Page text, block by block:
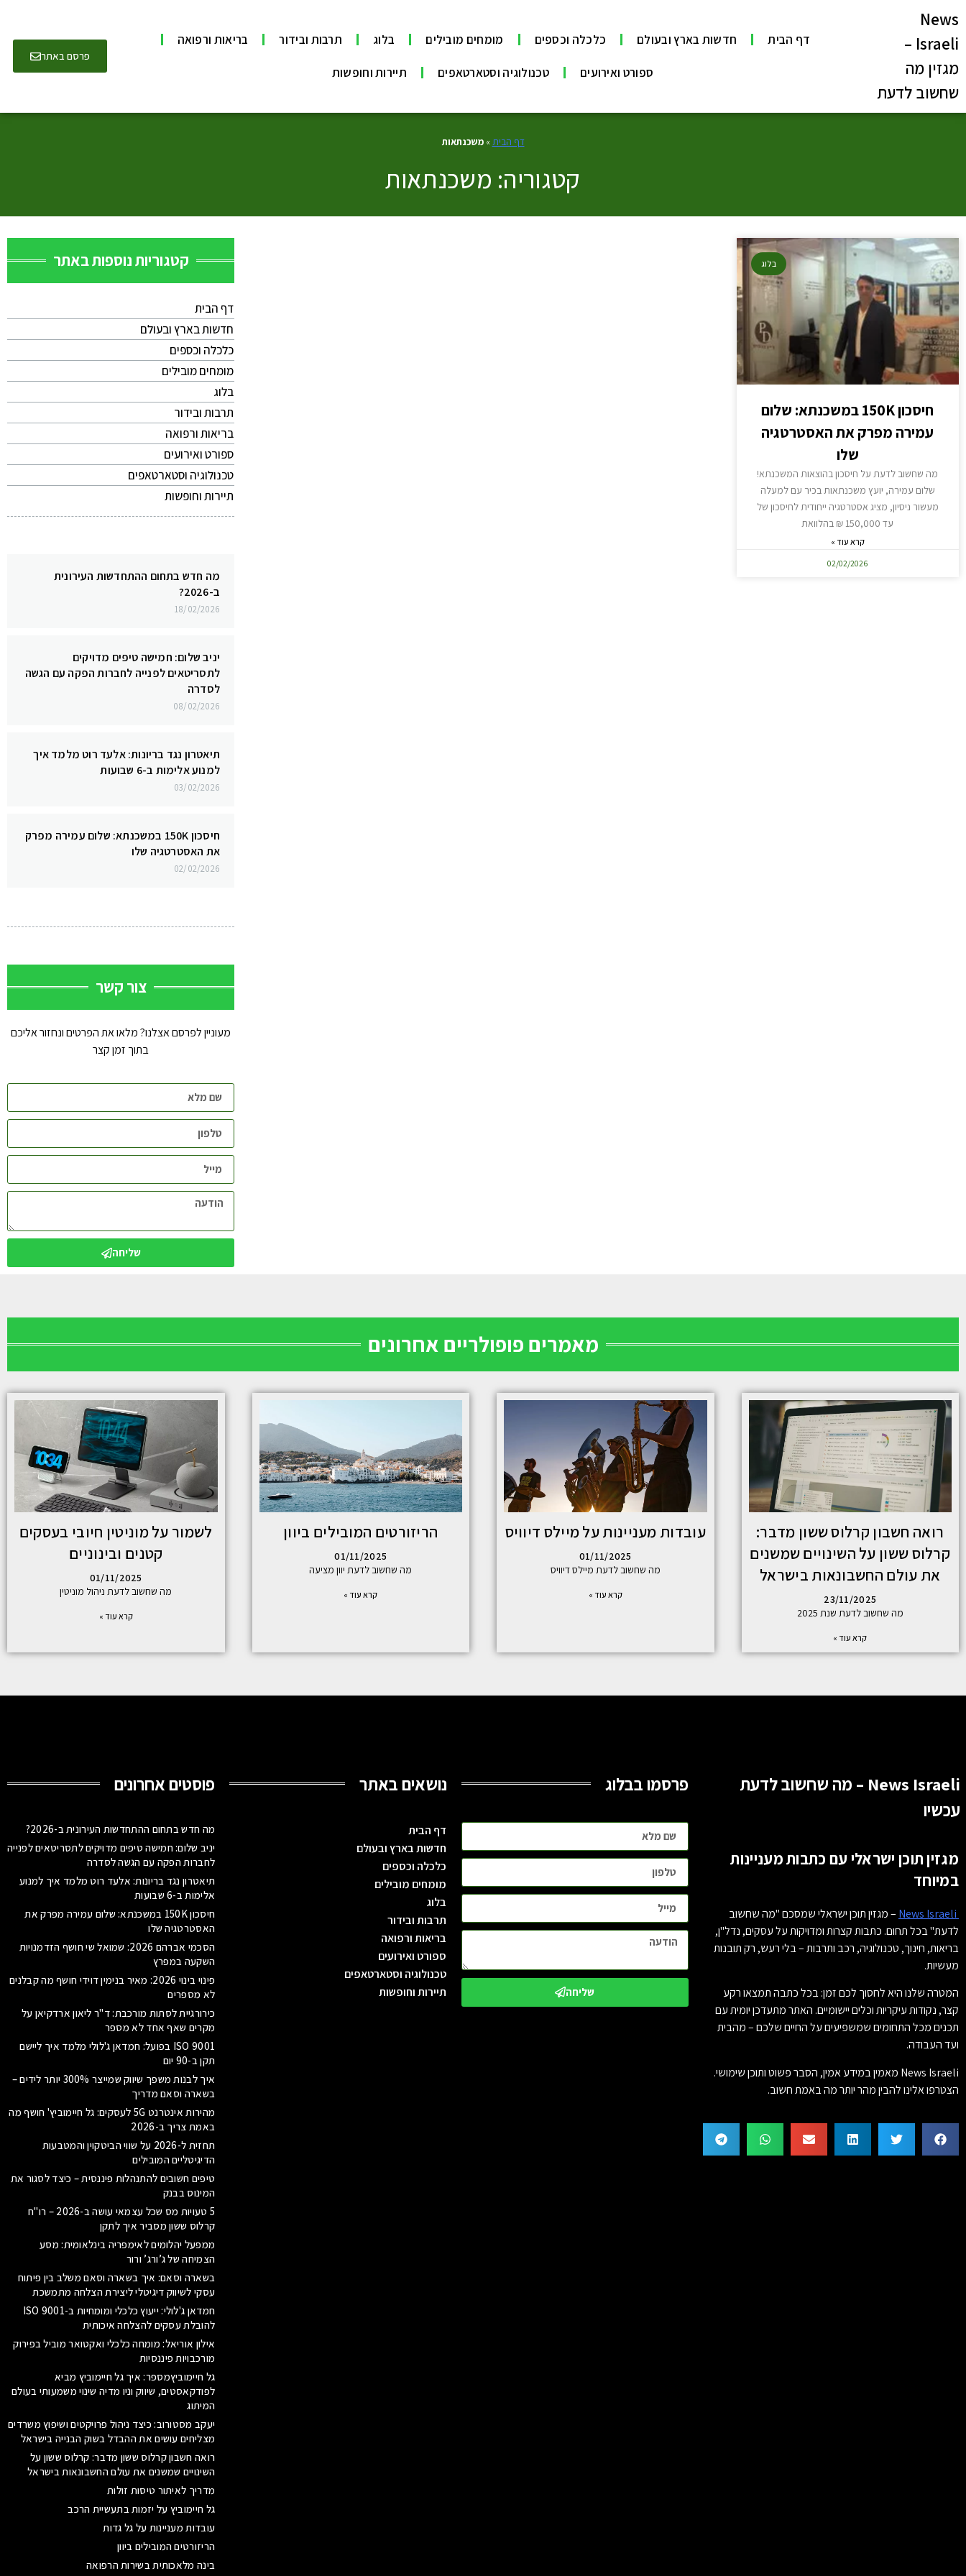
News
Israeli –
מגזין מה
שחשוב לדעת
דף הבית חדשות בארץ ובעולם כלכלה וכספים מומחים מובילים בלוג תרבות ובידור בריאות ורפואה
ספורט ואירועים טכנולוגיה וסטארטאפים תיירות וחופשות
פרסם באתר
דף הבית»משכנתאות
קטגוריה: משכנתאות
בלוג
חיסכון 150K במשכנתא: שלום
עמירה מפרק את האסטרטגיה
שלו
מה שחשוב לדעת על חיסכון בהוצאות המשכנתא!
שלום עמירה, יועץ משכנתאות בכיר עם למעלה
מעשור ניסיון, מציג אסטרטגיה ייחודית לחיסכון של
עד 150,000 ₪ בהלוואת
קרא עוד »
02/02/2026
קטגוריות נוספות באתר
דף הבית
חדשות בארץ ובעולם
כלכלה וכספים
מומחים מובילים
בלוג
תרבות ובידור
בריאות ורפואה
ספורט ואירועים
טכנולוגיה וסטארטאפים
תיירות וחופשות
מה חדש בתחום ההתחדשות העירונית
ב-2026?
18/02/2026
יניב שלום: חמישה טיפים מדויקים
לתסריטאים לפנייה לחברות הפקה עם הגשה
לסדרה
08/02/2026
תיאטרון נגד בריונות: אלעד רוט מלמד איך
למנוע אלימות ב-6 שבועות
03/02/2026
חיסכון 150K במשכנתא: שלום עמירה מפרק
את האסטרטגיה שלו
02/02/2026
צור קשר
מעוניין לפרסם אצלנו? מלאו את הפרטים ונחזור אליכם
בתוך זמן קצר
שליחה
מאמרים פופולריים אחרונים
רואה חשבון קרלוס ששון מדבר:
קרלוס ששון על השינויים שמשנים
את עולם החשבונאות בישראל
23/11/2025
מה שחשוב לדעת שנת 2025
קרא עוד »
עובדות מעניינות על מיילס דיוויס
01/11/2025
מה שחשוב לדעת מיילס דיוויס
קרא עוד »
הריזורטים המובילים ביוון
01/11/2025
מה שחשוב לדעת יוון מציעה
קרא עוד »
לשמור על מוניטין חיובי בעסקים
קטנים ובינוניים
01/11/2025
מה שחשוב לדעת ניהול מוניטין
קרא עוד »
News Israeli – מה שחשוב לדעת
עכשיו
מגזין תוכן ישראלי עם כתבות מעניינות
במיוחד
– מגזין תוכן ישראלי שמסכם "מה שחשוב
לדעת" בכל תחום. כתבות קצרות ומדויקות על עסקים, נדל"ן,
בריאות, חינוך, טכנולוגיה, רכב ותרבות – בלי רעש, רק תובנות
מעשיות.
המטרה שלנו היא לחסוך לכם זמן: בכל כתבה תמצאו רקע
קצר, נקודות עיקריות וכלים יישומיים. האתר מתעדכן יומית עם
תכנים מכל התחומים שמשפיעים על החיים שלכם – מהבית
ועד העבודה.
News Israeli מאמין במידע אמין, הסבר פשוט ותוכן שימושי.
הצטרפו אלינו להבין מהר יותר מה באמת חשוב.
פרסמו בבלוג
שליחה
נושאים באתר
דף הבית
חדשות בארץ ובעולם
כלכלה וכספים
מומחים מובילים
בלוג
תרבות ובידור
בריאות ורפואה
ספורט ואירועים
טכנולוגיה וסטארטאפים
תיירות וחופשות
פוסטים אחרונים
מה חדש בתחום ההתחדשות העירונית ב-2026?
יניב שלום: חמישה טיפים מדויקים לתסריטאים לפנייה
לחברות הפקה עם הגשה לסדרה
תיאטרון נגד בריונות: אלעד רוט מלמד איך למנוע
אלימות ב-6 שבועות
חיסכון 150K במשכנתא: שלום עמירה מפרק את
האסטרטגיה שלו
הסכמי אברהם 2026: שמואל שי חושף הזדמנויות
השקעה במפרץ
פינוי בינוי 2026: מאיר בנימין דוידי חושף מה קבלנים
לא מספרים
כירורגיית לסתות מורכבת: ד"ר ליאון ארדקיאן על
מקרים שאף אחד לא מספר
ISO 9001 בפועל: חמדאן ג'לולי מלמד איך ליישם
תקן ב-90 יום
איך לבנות משפך שיווק שמייצר 300% יותר לידים –
בשארה וסאם מדריך
מהירות אינטרנט 5G לעסקים: גל חיימוביץ' חושף מה
באמת צריך ב-2026
תחזית ל-2026 על שווי הביטקוין והמטבעות
הדיגיטליים המובילים
טיפים חשובים להתנהלות פיננסית – כיצד לסגור את
המינוס בבנק
5 טעויות מס שכל עצמאי עושה ב-2026 – רו"ח
קרלוס ששון מסביר איך לתקן
ממפעל יהלומים לאימפריה בינלאומית: מסע
הצמיחה של ג’ורג’ ורור
בשארה וסאם: איך בשארה וסאם משלב בין פיתוח
עסקי לשיווק דיגיטלי ליצירת הצלחה מתמשכת
חמדאן ג'לולי: ייעוץ כלכלי ומומחיות ב-ISO 9001
להובלת עסקים להצלחה איכותית
אילון אוריאל: מומחה כלכלי ואקטואר מוביל בפירוק
מורכבויות פיננסיות
גל חיימוביץמספר: איך גל חיימוביץ מביא
לפודקאסטים, שיווק וניו מדיה שינוי משמעותי בעולם
המיתוג
יעקב מסטורוב: כיצד ניהול פרויקטים ושיפוץ משרדים
מצליחים עושים את ההבדל בשוק הבנייה בישראל
רואה חשבון קרלוס ששון מדבר: קרלוס ששון על
השינויים שמשנים את עולם החשבונאות בישראל
מדריך לאיתור טיסות זולות
גל חיימוביץ על יזמות בתעשיית הרכב
עובדות מעניינות על גל גדות
הריזורטים המובילים ביוון
בינה מלאכותית בשירות הרפואה